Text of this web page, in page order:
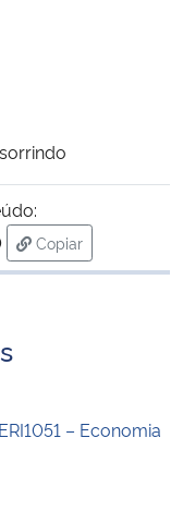
Copiar
para área de
– Economia